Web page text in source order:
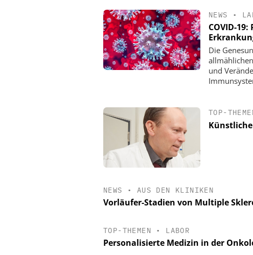
NEWS •
COVID-
Die
und
TOP-
NEWS • AUS DEN KLINIKEN
Vorläufer-Stadien von Multiple
TOP-THEMEN • LABOR
Personalisierte Medizin in der
EASY SOFTWARE AG
Digitalisierung im
Personalmanagement: Von